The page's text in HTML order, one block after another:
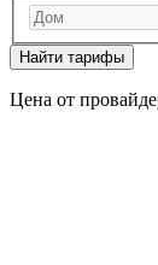
Найти тарифы
Цена от